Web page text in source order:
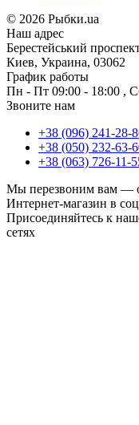
© 2026 Рыбки.ua
Наш адрес
Берестейський
Киев, Украина, 03062
График работы
Пн - Пт 09:00 - 18:00 ,
Звоните нам
+38 (096) 241-28-
+38 (050) 232-63-
+38 (063) 726-11-
Мы перезвоним вам —
Интернет-магазин в
Присоединяйтесь к
сетях